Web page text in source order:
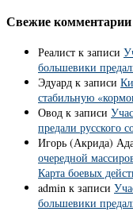
Свежие комментарии
Реалист к записи
большевики
Эдуард к записи
стабильную
Овод к записи
предали русского
Игорь (Акрида)
очередной
Карта боевых
admin к записи
большевики